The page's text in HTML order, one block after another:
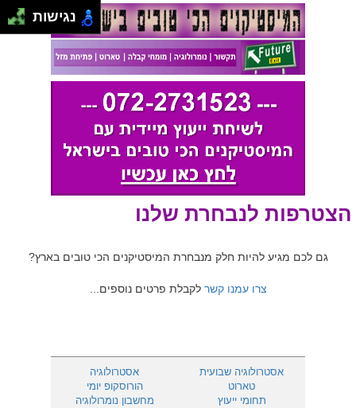
הצטרפות לנבחרת שלנו
גם לכם מגיע להיות חלק מנבחרת המיסטיקנים הכי טובים בארץ?
צרו עמנו קשר לקבלת פרטים נוספים...
אסטרולוגיה
אסטרולוגיה שבועית
הורוסקופ יומי
טארוט
מחשבון נומרולוגיה
תחומי ייעוץ
נגישות